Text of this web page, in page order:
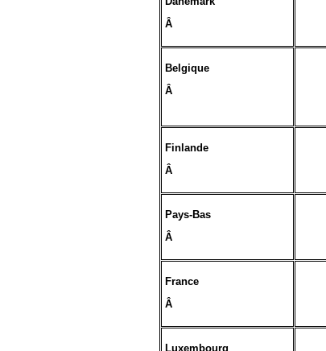
Â
Belgique
Â
Finlande
Â
Pays-Bas
Â
France
Â
Luxembourg